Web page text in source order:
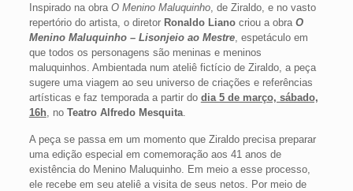
Inspirado na obra O Menino Maluquinho, de Ziraldo, e no vasto
repertório do artista, o diretor Ronaldo Lianocriou a obra O
Menino Maluquinho – Lisonjeio ao Mestre, espetáculo em
que todos os personagens são meninas e meninos
maluquinhos. Ambientada num ateliê fictício de Ziraldo, a peça
sugere uma viagem ao seu universo de criações e referências
artísticas e faz temporada a partir do dia 5 de março, sábado,
16h , no Teatro Alfredo Mesquita.
A peça se passa em um momento que Ziraldo precisa preparar
uma edição especial em comemoração aos 41 anos de
existência do Menino Maluquinho. Em meio a esse processo,
ele recebe em seu ateliê a visita de seus netos. Por meio de